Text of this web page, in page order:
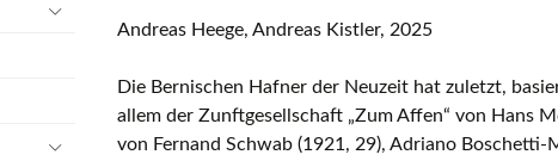
Vereine,
Museen
Andreas Heege, Andreas Kistler, 2025
Die Bernischen Hafner der Neuzeit hat zuletzt,
allem der Zunftgesellschaft „Zum Affen“ von Hans
von Fernand Schwab (1921, 29), Adriano